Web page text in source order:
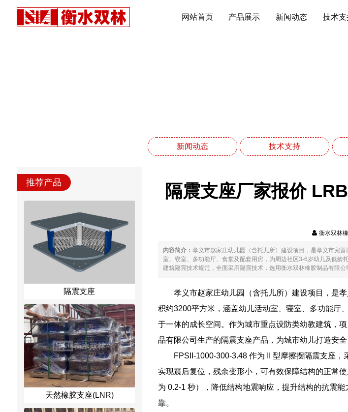
网站首页 产品展示 新闻动态 技术支
新闻动态 技术支持
推荐产品
隔震支座
天然橡胶支座(LNR)
隔震支座厂家报价
衡水双林
内容简介： 孝义市赵家庄幼儿园（含托儿所）建设项目，是孝义市完
室、寝室、多功能厅、食堂及配套用房，为周边社区3-6岁幼儿及低
建筑隔震技术规范，全面采用隔震技术，选用衡水双林橡胶制品有限
孝义市赵家庄幼儿园（含托儿所）建设项目，是
积约3200平方米，涵盖幼儿活动室、寝室、多功能厅
于一体的成长空间。作为城市重点设防类幼教建筑，
品有限公司生产的隔震支座产品，为城市幼儿打造安全
FPSII-1000-300-3.48 作为 II 型摩擦摆隔震支座
实现震后复位，残余变形小，可有效保障结构的正常
为 0.2-1 秒），降低结构地震响应，提升结构的抗震
靠。